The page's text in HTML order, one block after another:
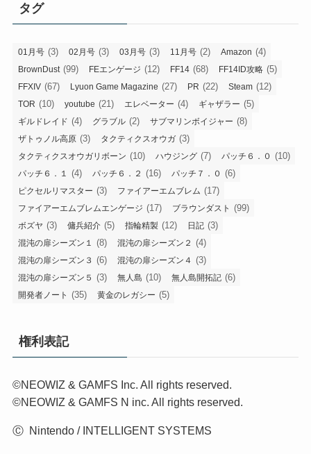
タグ
01月号 (3) 02月号 (3) 03月号 (3) 11月号 (2) Amazon (4)
BrownDust (99) FEエンゲージ (12) FF14 (68) FF14ID攻略 (5)
FFXIV (67) Lyuon Game Magazine (27) PR (22) Steam (12)
TOR (10) youtube (21) エレベーター (4) ギャザラー (5)
ギルドレイド (4) グラブル (2) サブマリンボイジャー (8)
ザトゥノル高原 (3) タクティクスオウガ (3)
タクティクスオウガリボーン (10) ハウジング (7) パッチ６．０ (10)
パッチ６．１ (4) パッチ６．２ (16) パッチ７．０ (6)
ピクセルリマスター (3) ファイアーエムブレム (17)
ファイアーエムブレムエンゲージ (17) ブラウンダスト (99)
ボズヤ (3) 傭兵紹介 (5) 指輪精製 (12) 日記 (3)
混沌の扉シーズン１ (8) 混沌の扉シーズン２ (4)
混沌の扉シーズン３ (6) 混沌の扉シーズン４ (3)
混沌の扉シーズン５ (3) 無人島 (10) 無人島開拓記 (6)
開発者ノート (35) 黄金のレガシー (5)
権利表記
©NEOWIZ & GAMFS Inc. All rights reserved.
©NEOWIZ & GAMFS N inc. All rights reserved.
Ⓒ Nintendo / INTELLIGENT SYSTEMS